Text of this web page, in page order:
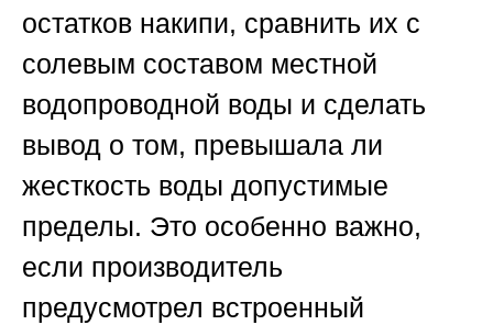
остатков накипи, сравнить их с
солевым составом местной
водопроводной воды и сделать
вывод о том, превышала ли
жесткость воды допустимые
пределы. Это особенно важно,
если производитель
предусмотрел встроенный